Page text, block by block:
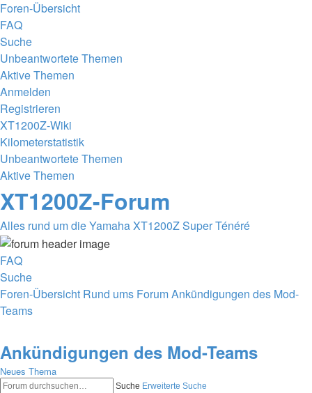
Foren-Übersicht
FAQ
Suche
Unbeantwortete Themen
Aktive Themen
Anmelden
Registrieren
XT1200Z-Wiki
Kilometerstatistik
Unbeantwortete Themen
Aktive Themen
XT1200Z-Forum
Alles rund um die Yamaha XT1200Z Super Ténéré
FAQ
Suche
Foren-Übersicht Rund ums ForumAnkündigungen des Mod-
Teams
Ankündigungen des Mod-Teams
Neues Thema
Suche Erweiterte Suche